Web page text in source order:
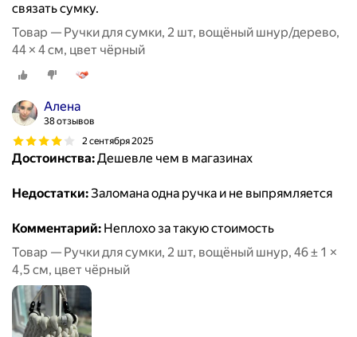
связать сумку.
Товар — Ручки для сумки, 2 шт, вощёный шнур/дерево,
44 × 4 см, цвет чёрный
Алена
38 отзывов
2 сентября 2025
Достоинства:Дешевле чем в магазинах
Недостатки:Заломана одна ручка и не выпрямляется
Комментарий: Неплохо за такую стоимость
Товар — Ручки для сумки, 2 шт, вощёный шнур, 46 ± 1 ×
4,5 см, цвет чёрный